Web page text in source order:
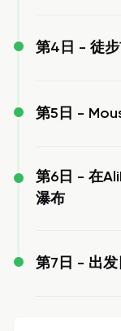
第4日 - 徒
第5日 -
第6日 - 在
瀑布
第7日 - 出发